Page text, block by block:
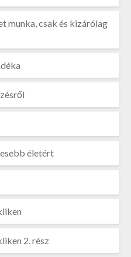
munka, csak és kizárólag
életért
2. rész